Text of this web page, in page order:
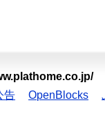
告 OpenBlocks